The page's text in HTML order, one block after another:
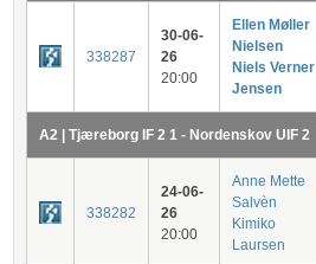
338287
30-06-
26
20:00
Ellen Møller
Nielsen
Niels Verner
Jensen
A2 | Tjæreborg IF 2 1 - Nordenskov UIF 2
338282
24-06-
26
20:00
Anne Mette
Salvèn
Kimiko
Laursen